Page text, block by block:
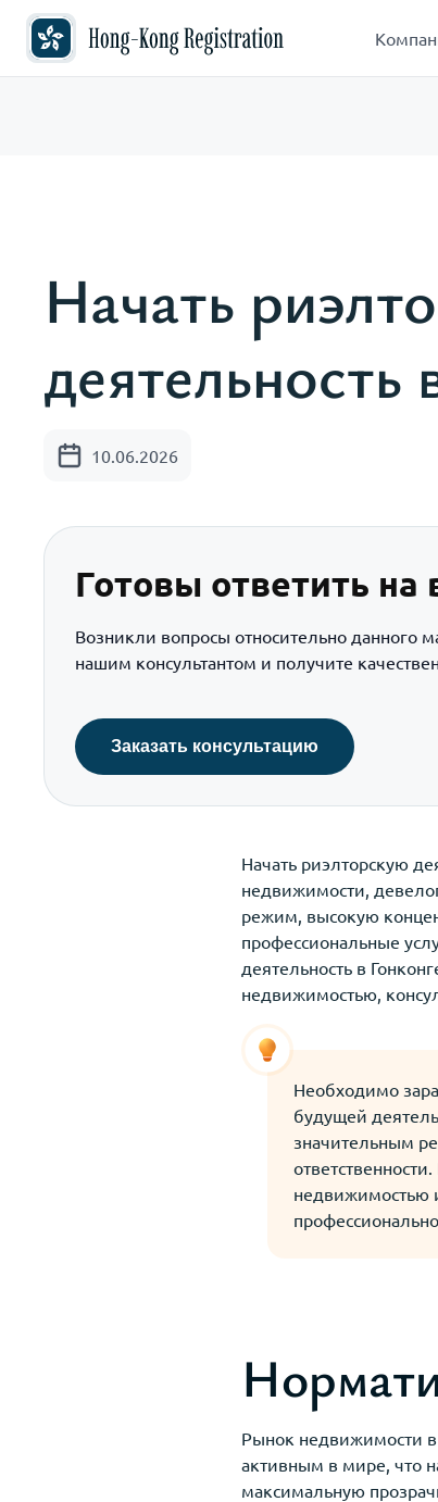
Начать
деятельность
10.06.2026
Готовы ответить
Возникли вопросы относительно данного
нашим консультантом и получите
Заказать консультацию
Начать риэлторскую
недвижимости,
режим, высокую
профессиональные
деятельность в
недвижимостью,
Необходимо
будущей
значительным
недвижимостью
Рынок недвижимости в
активным в мире, что
максимальную